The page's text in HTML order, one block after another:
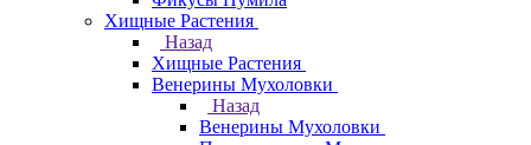
Хищные Растения
Назад
Хищные Растения
Венерины Мухоловки
Назад
Венерины Мухоловки